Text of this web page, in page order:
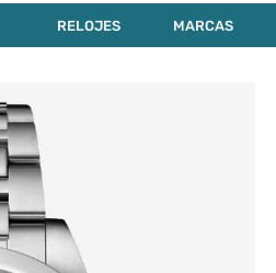
RELOJES MARCAS